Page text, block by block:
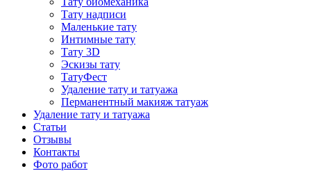
Тату надписи
Маленькие тату
Интимные тату
Тату 3D
Эскизы тату
ТатуФест
Удаление тату и татуажа
Перманентный макияж татуаж
Удаление тату и татуажа
Статьи
Отзывы
Контакты
Фото работ